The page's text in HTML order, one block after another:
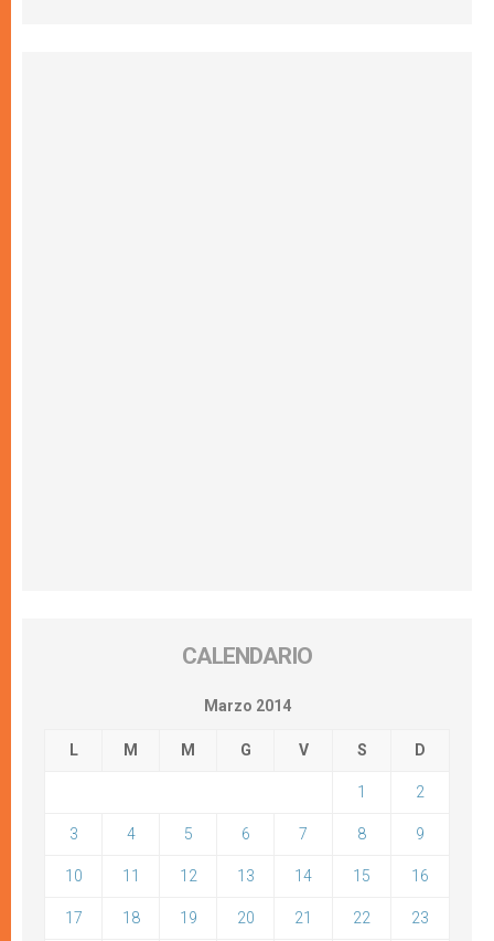
CALENDARIO
Marzo 2014
L M M G V S D
1 2
3 4 5 6 7 8 9
10 11 12 13 14 15 16
17 18 19 20 21 22 23